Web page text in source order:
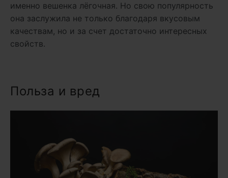
именно вешенка лёгочная. Но свою популярность
она заслужила не только благодаря вкусовым
качествам, но и за счет достаточно интересных
свойств.
Польза и вред